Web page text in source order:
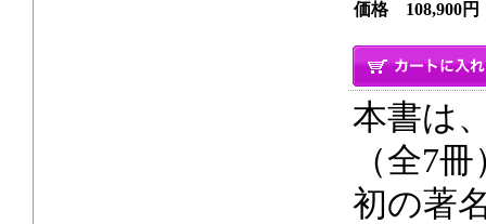
価格 108,900円
本書は
（全7
初の著